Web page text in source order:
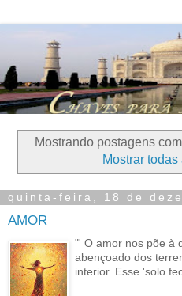
Mostrando postagens
Mostrar
quinta-feira, 18 de
AMOR
"' O amor nos põe à
abençoado dos
interior. Esse 'solo